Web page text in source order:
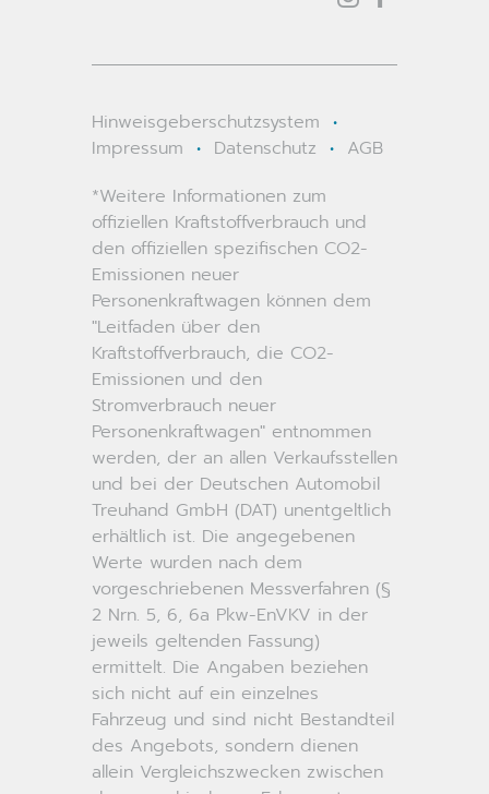
Hinweisgeberschutzsystem •
Impressum • Datenschutz • AGB
*Weitere Informationen zum
offiziellen Kraftstoffverbrauch und
den offiziellen spezifischen CO2-
Emissionen neuer
Personenkraftwagen können dem
"Leitfaden über den
Kraftstoffverbrauch, die CO2-
Emissionen und den
Stromverbrauch neuer
Personenkraftwagen" entnommen
werden, der an allen Verkaufsstellen
und bei der Deutschen Automobil
Treuhand GmbH (DAT) unentgeltlich
erhältlich ist. Die angegebenen
Werte wurden nach dem
vorgeschriebenen Messverfahren (§
2 Nrn. 5, 6, 6a Pkw-EnVKV in der
jeweils geltenden Fassung)
ermittelt. Die Angaben beziehen
sich nicht auf ein einzelnes
Fahrzeug und sind nicht Bestandteil
des Angebots, sondern dienen
allein Vergleichszwecken zwischen